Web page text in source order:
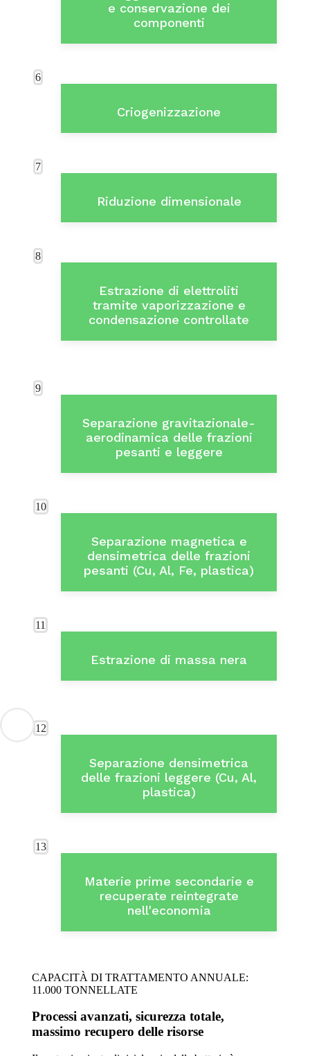
e conservazione dei
componenti
6
Criogenizzazione
7
Riduzione dimensionale
8
Estrazione di elettroliti
tramite vaporizzazione e
condensazione controllate
9
Separazione gravitazionale-
aerodinamica delle frazioni
pesanti e leggere
10
Separazione magnetica e
densimetrica delle frazioni
pesanti (Cu, Al, Fe, plastica)
11
Estrazione di massa nera
12
Separazione densimetrica
delle frazioni leggere (Cu, Al,
plastica)
13
Materie prime secondarie e
recuperate reintegrate
nell'economia
CAPACITÀ DI TRATTAMENTO ANNUALE:
11.000 TONNELLATE
Processi avanzati, sicurezza totale,
massimo recupero delle risorse